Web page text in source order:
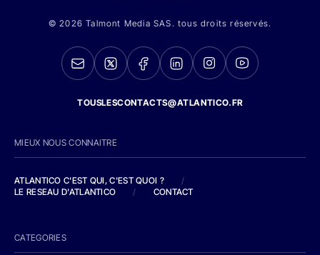
© 2026 Talmont Media SAS. tous droits réservés.
TOUSLESCONTACTS@ATLANTICO.FR
MIEUX NOUS CONNAITRE
ATLANTICO C'EST QUI, C'EST QUOI ?
/
LE RESEAU D'ATLANTICO
/ CONTACT
CATEGORIES